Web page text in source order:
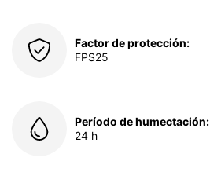
Factor de protección:
FPS25
Período de humectación:
24 h